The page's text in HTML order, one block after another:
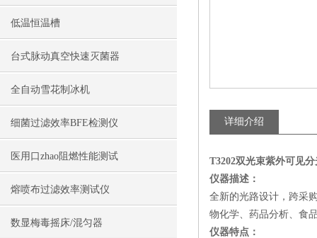
低温恒温槽
台式脉动真空快速灭菌器
全自动雪花制冰机
细菌过滤效率BFE检测仪
医用口zhao阻燃性能测试
熔喷布过滤效率测试仪
数显梅毒摇床/混匀器
详细介绍
T3202双光束紫外可见
仪器描述：
全新的光路设计，跨采
物化学、药品分析、食
仪器特点：